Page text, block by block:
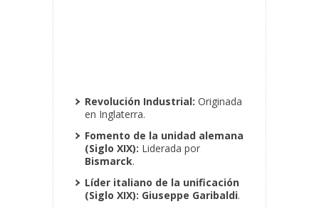
Revolución Industrial: Originada
en Inglaterra.
Fomento de la unidad alemana
(Siglo XIX): Liderada por
Bismarck.
Líder italiano de la unificación
(Siglo XIX): Giuseppe Garibaldi.